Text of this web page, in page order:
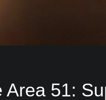
Area 51: